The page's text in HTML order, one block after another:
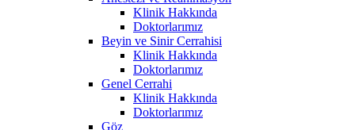
Klinik Hakkında
Doktorlarımız
Beyin ve Sinir Cerrahisi
Klinik Hakkında
Doktorlarımız
Genel Cerrahi
Klinik Hakkında
Doktorlarımız
Göz